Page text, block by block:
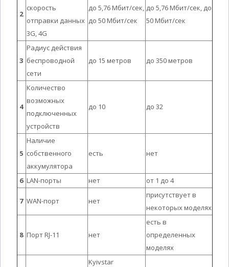
2
скорость
отправки данных
3G, 4G
до 5,76 Мбит/сек,
до 50 Мбит/сек
до 5,76 Мбит/сек, до
50 Мбит/сек
3
Радиус действия
беспроводной
сети
до 15 метров до 350 метров
4
Количество
возможных
подключенных
устройств
до 10 до 32
5
Наличие
собственного
аккумулятора
есть нет
6 LAN-порты нет от 1 до 4
7 WAN-порт нет
присутствует в
некоторых моделях
8 Порт RJ-11 нет
есть в
определенных
моделях
Kyivstar